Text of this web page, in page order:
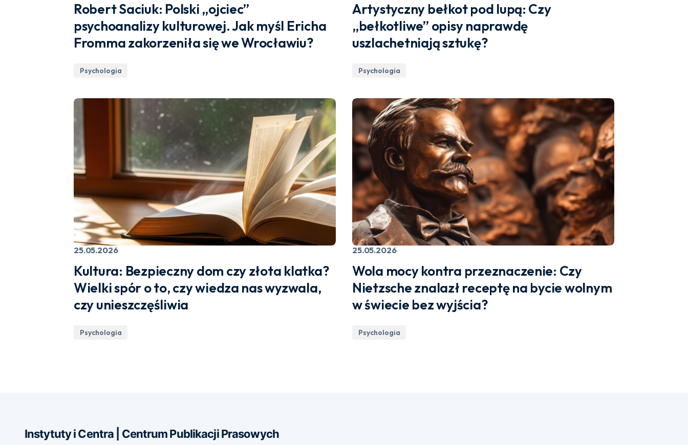
Robert Saciuk: Polski „ojciec”
psychoanalizy kulturowej. Jak myśl Ericha
Fromma zakorzeniła się we Wrocławiu?
Psychologia
Artystyczny bełkot pod lupą: Czy
„bełkotliwe” opisy naprawdę
uszlachetniają sztukę?
Psychologia
25.05.2026
Kultura: Bezpieczny dom czy złota klatka?
Wielki spór o to, czy wiedza nas wyzwala,
czy unieszczęśliwia
Psychologia
25.05.2026
Wola mocy kontra przeznaczenie: Czy
Nietzsche znalazł receptę na bycie wolnym
w świecie bez wyjścia?
Psychologia
Instytuty i Centra | Centrum Publikacji Prasowych